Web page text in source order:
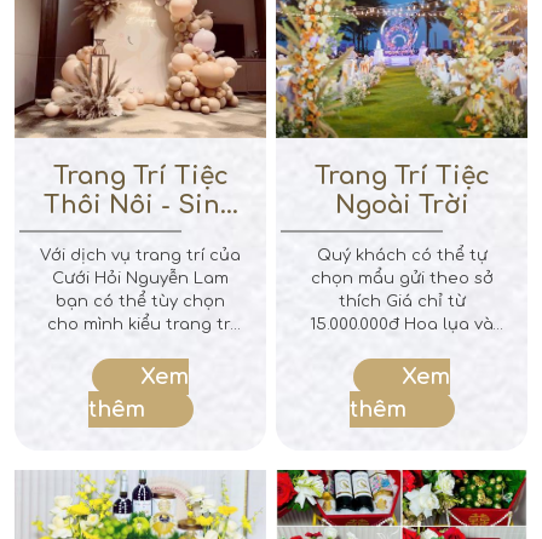
Trang Trí Tiệc
Thôi Nôi - Sinh
Nhật
Với dịch vụ trang trí của
Cưới Hỏi Nguyễn Lam
bạn có thể tùy chọn
cho mình kiểu trang trí
chúng tôi không ngại
sáng tạo để làm nên
một đám cưới đẹp, mà
nghiệm về một dịch vụ
cưới tốt nhất hiện nay.
Xem
thêm
Trang Trí Tiệc
Ngoài Trời
Quý khách có thể tự
chọn mẩu gửi theo sở
thích Giá chỉ từ
15.000.000đ Hoa lụa và
của quý khách .
Xem
thêm